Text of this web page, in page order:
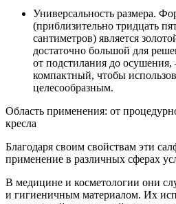
Универсальность размера.
(приблизительно тридцать
сантиметров) является
достаточно большой для
от подстилания до
компактный, чтобы
целесообразным.
Область применения: от
кресла
Благодаря своим свойствам эти
применение в различных сферах
В медицине и косметологии они
и гигиеничным материалом. Их